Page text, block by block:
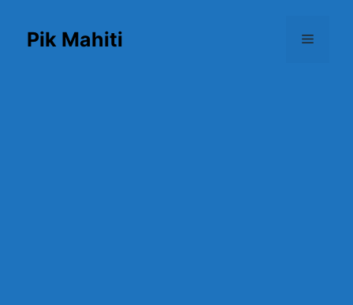
contentPik Mahiti Menu